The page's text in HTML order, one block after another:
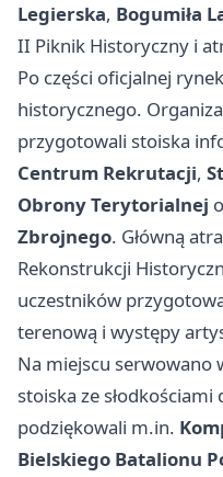
Legierska, Bogumiła
II Piknik Historyczny i
Po części oficjalnej
historycznego.
przygotowali stoiska
Centrum Rekrutacji,
Obrony Terytorialnej
Zbrojnego. Główną
Rekonstrukcji
uczestników
terenową i występy
Na miejscu serwowano
stoiska ze
podziękowali m.in.
Bielskiego Batalionu